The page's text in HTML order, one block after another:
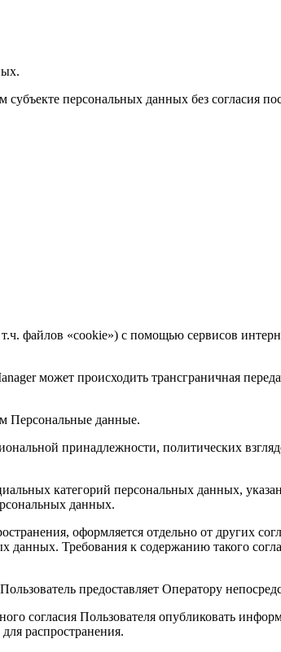
персональных данных без согласия
файлов «cookie») с помощью сервисов
может происходить трансграничная
Персональные данные.
принадлежности, политических
категорий персональных данных,
данных.
оформляется отдельно от других
данных. Требования к содержанию такого
предоставляет Оператору
согласия Пользователя опубликовать
распространения.